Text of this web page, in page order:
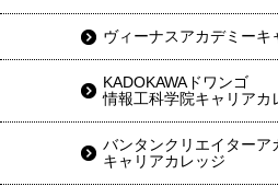
ヴィーナスアカデミーキ
KADOKAWAドワンゴ
情報工科学院キャリアカ
バンタンクリエイターア
キャリアカレッジ